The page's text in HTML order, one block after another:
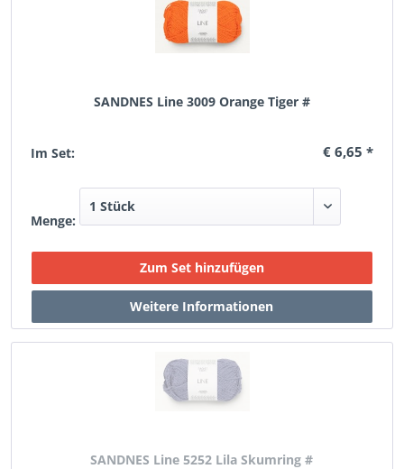
SANDNES Line 3009 Orange Tiger #
Im Set: € 6,65 *
Menge:
SANDNES Line 5252 Lila Skumring #